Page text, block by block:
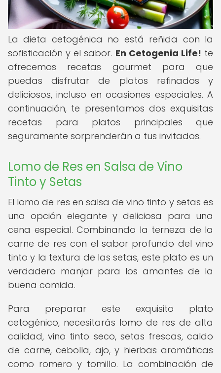
La dieta cetogénica no está reñida con la
sofisticación y el sabor. En Cetogenia Life! te
ofrecemos recetas gourmet para que
puedas disfrutar de platos refinados y
deliciosos, incluso en ocasiones especiales. A
continuación, te presentamos dos exquisitas
recetas para platos principales que
seguramente sorprenderán a tus invitados.
Lomo de Res en Salsa de Vino
Tinto y Setas
El lomo de res en salsa de vino tinto y setas es
una opción elegante y deliciosa para una
cena especial. Combinando la terneza de la
carne de res con el sabor profundo del vino
tinto y la textura de las setas, este plato es un
verdadero manjar para los amantes de la
buena comida.
Para preparar este exquisito plato
cetogénico, necesitarás lomo de res de alta
calidad, vino tinto seco, setas frescas, caldo
de carne, cebolla, ajo, y hierbas aromáticas
como romero y tomillo. La combinación de